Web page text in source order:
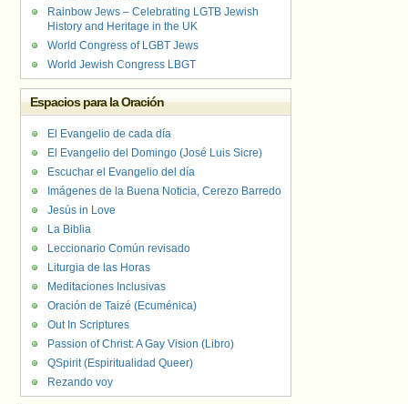
Rainbow Jews – Celebrating LGTB Jewish
History and Heritage in the UK
World Congress of LGBT Jews
World Jewish Congress LBGT
Espacios para la Oración
El Evangelio de cada día
El Evangelio del Domingo (José Luis Sicre)
Escuchar el Evangelio del día
Imágenes de la Buena Noticia, Cerezo Barredo
Jesús in Love
La Biblia
Leccionario Común revisado
Liturgia de las Horas
Meditaciones Inclusivas
Oración de Taizé (Ecuménica)
Out In Scriptures
Passion of Christ: A Gay Vision (Libro)
QSpirit (Espiritualidad Queer)
Rezando voy